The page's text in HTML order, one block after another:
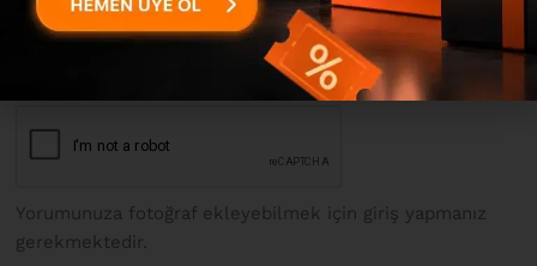
E-posta*
Yorumunuza fotoğraf ekleyebilmek için giriş yapmanız
gerekmektedir.